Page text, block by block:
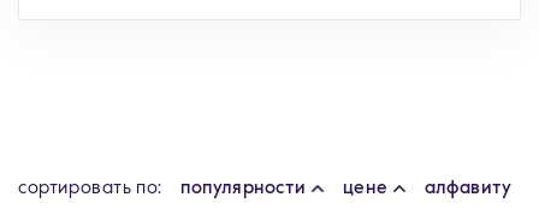
cортировать по: популярности цене алфавиту